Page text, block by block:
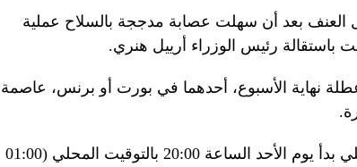
منطقة البيرينيه الجبلية أمس، في اليوم الثاني
الحرب في أوكرانيا والخلافات التجارية.
جبل تورماليه، إحدى محطات الصعود في طواف
العنف بعد أن سهلت عصابة مدججة بالسلاح عملية
رئيس الوزراء أرييل هنري.
نهاية الأسبوع، أحدهما في بورت أو برنس، عاصمة
وبناء على ذلك فرضت السلطات حظر تجول ليلي بدأ يوم الأحد الساعة 20:00 بالتوقيت المحلي (01:00